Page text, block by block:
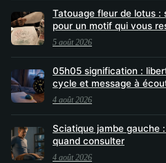
Tatouage fleur de lotus :
pour un motif qui vous
5 août 2026
05h05 signification :
cycle et message à
4 août 2026
Sciatique jambe gauche
quand consulter
4 août 2026